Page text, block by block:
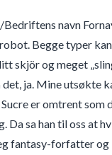
navn
Begge typer
skjör og meget
ja. Mine
er omtrent som
sa han til oss at
fantasy-forfatter